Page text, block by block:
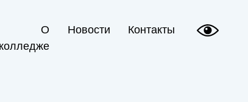
О
колледже
Новости Контакты